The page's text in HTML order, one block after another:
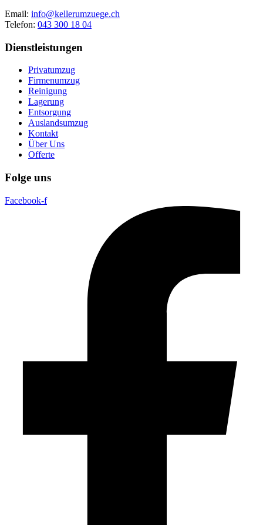
Email: info@kellerumzuege.ch
Telefon: 043 300 18 04
Dienstleistungen
Privatumzug
Firmenumzug
Reinigung
Lagerung
Entsorgung
Auslandsumzug
Kontakt
Über Uns
Offerte
Folge uns
Facebook-f